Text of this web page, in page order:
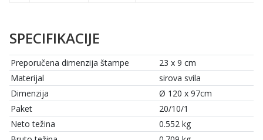
SPECIFIKACIJE
Preporučena dimenzija štampe
23 x 9 cm
Materijal
sirova svila
Dimenzija
Ø 120 x 97cm
Paket
20/10/1
Neto težina
0.552 kg